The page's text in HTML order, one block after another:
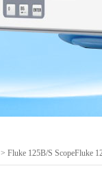
> Fluke 125B/S ScopeFluke